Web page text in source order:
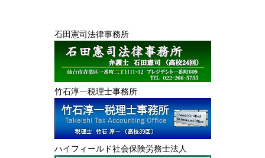
石田憲司法律事務所
竹石淳一税理士事務所
ハイフィールド社会保険労務士法人